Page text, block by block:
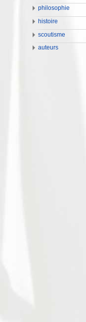
philosophie
histoire
scoutisme
auteurs